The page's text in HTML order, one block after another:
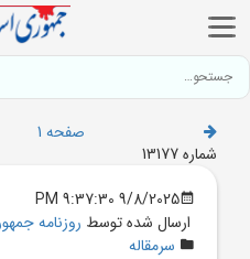
صفحه 1
شماره 13177
9/8/2025 9:37:30 PM
ارسال شده توسط روزنامه
سرمقاله